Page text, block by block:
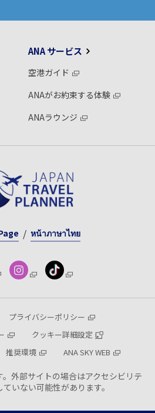
ANA サービス
空港ガイド
ANAがお約束する体験
ANAラウンジ
หน้าภาษาไทย
プライバシーポリシー
クッキー詳細設定
推奨環境 ANA SKY WEB
外部サイトの場合はアクセシビリテ
いない可能性があります。